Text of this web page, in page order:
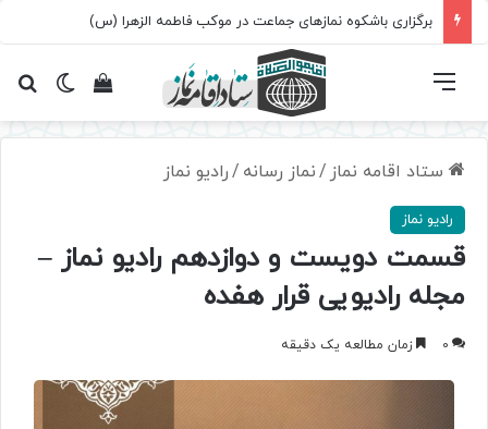
برگزاری باشکوه نمازهای جماعت در موکب فاطمه الزهرا (س)
تغییرمشاهده فهرست
ستاد اقامه نماز /نماز رسانه /رادیو نماز
رادیو نماز
قسمت دویست و دوازدهم رادیو نماز –
مجله رادیویی قرار هفده
0 زمان مطالعه یک دقیقه